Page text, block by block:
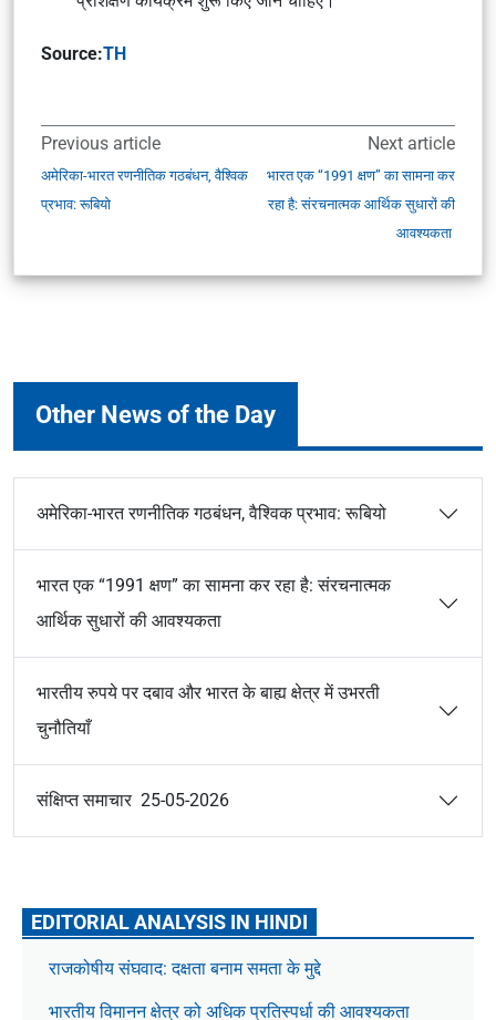
Source:TH
Previous article
अमेरिका-भारत रणनीतिक गठबंधन, वैश्विक
प्रभाव: रूबियो
Next article
भारत एक “1991 क्षण” का सामना कर
रहा है: संरचनात्मक आर्थिक सुधारों की
आवश्यकता
Other News of the Day
अमेरिका-भारत रणनीतिक गठबंधन, वैश्विक प्रभाव: रूबियो
भारत एक “1991 क्षण” का सामना कर रहा है: संरचनात्मक
आर्थिक सुधारों की आवश्यकता
भारतीय रुपये पर दबाव और भारत के बाह्य क्षेत्र में उभरती
चुनौतियाँ
संक्षिप्त समाचार 25-05-2026
EDITORIAL ANALYSIS IN HINDI
राजकोषीय संघवाद: दक्षता बनाम समता के मुद्दे
भारतीय विमानन क्षेत्र को अधिक प्रतिस्पर्धा की आवश्यकता